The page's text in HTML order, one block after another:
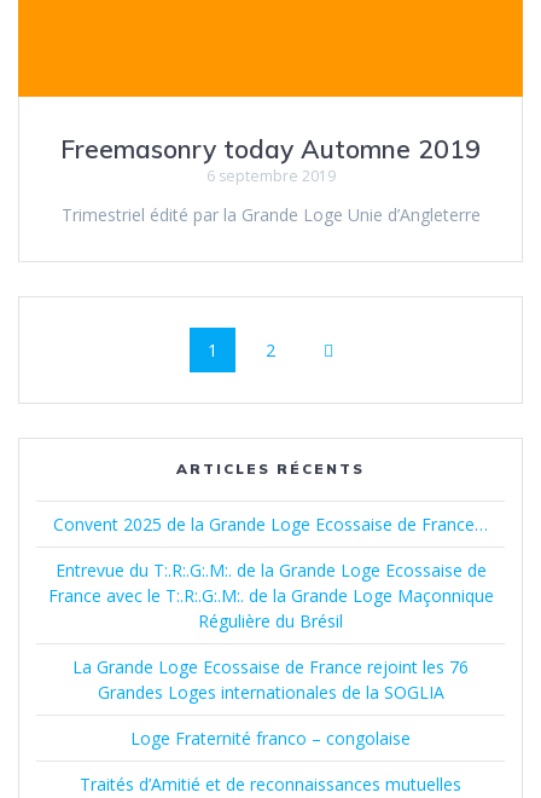
Freemasonry today Automne 2019
6 septembre 2019
Trimestriel édité par la Grande Loge Unie d’Angleterre
Navigation
sein
articles
Page
1 Page
2
ARTICLES RÉCENTS
Convent 2025 de la Grande Loge Ecossaise de France…
Entrevue du T:.R:.G:.M:. de la Grande Loge Ecossaise de
France avec le T:.R:.G:.M:. de la Grande Loge Maçonnique
Régulière du Brésil
La Grande Loge Ecossaise de France rejoint les 76
Grandes Loges internationales de la SOGLIA
Loge Fraternité franco – congolaise
Traités d’Amitié et de reconnaissances mutuelles